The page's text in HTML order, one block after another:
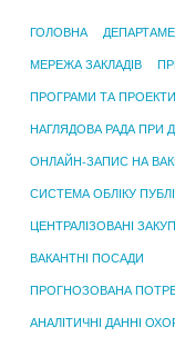
ГОЛОВНА
МЕРЕЖА ЗАКЛАДІВ
ПРОГРАМИ ТА ПРОЕКТИ
НАГЛЯДОВА РАДА ПРИ
ОНЛАЙН-ЗАПИС НА
СИСТЕМА ОБЛІКУ
ЦЕНТРАЛІЗОВАНІ
ВАКАНТНІ ПОСАДИ
ПРОГНОЗОВАНА
АНАЛІТИЧНІ ДАННІ